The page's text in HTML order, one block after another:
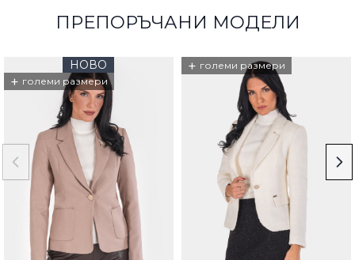
ПРЕПОРЪЧАНИ МОДЕЛИ
НОВО
+ големи размери
+ големи размери